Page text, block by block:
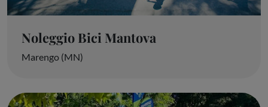
Noleggio Bici Mantova
Marengo (MN)